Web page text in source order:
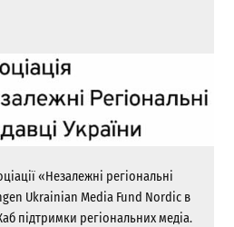
«Незалежні регіональні
Ukrainian Media Fund Nordic в
підтримки регіональних медіа.